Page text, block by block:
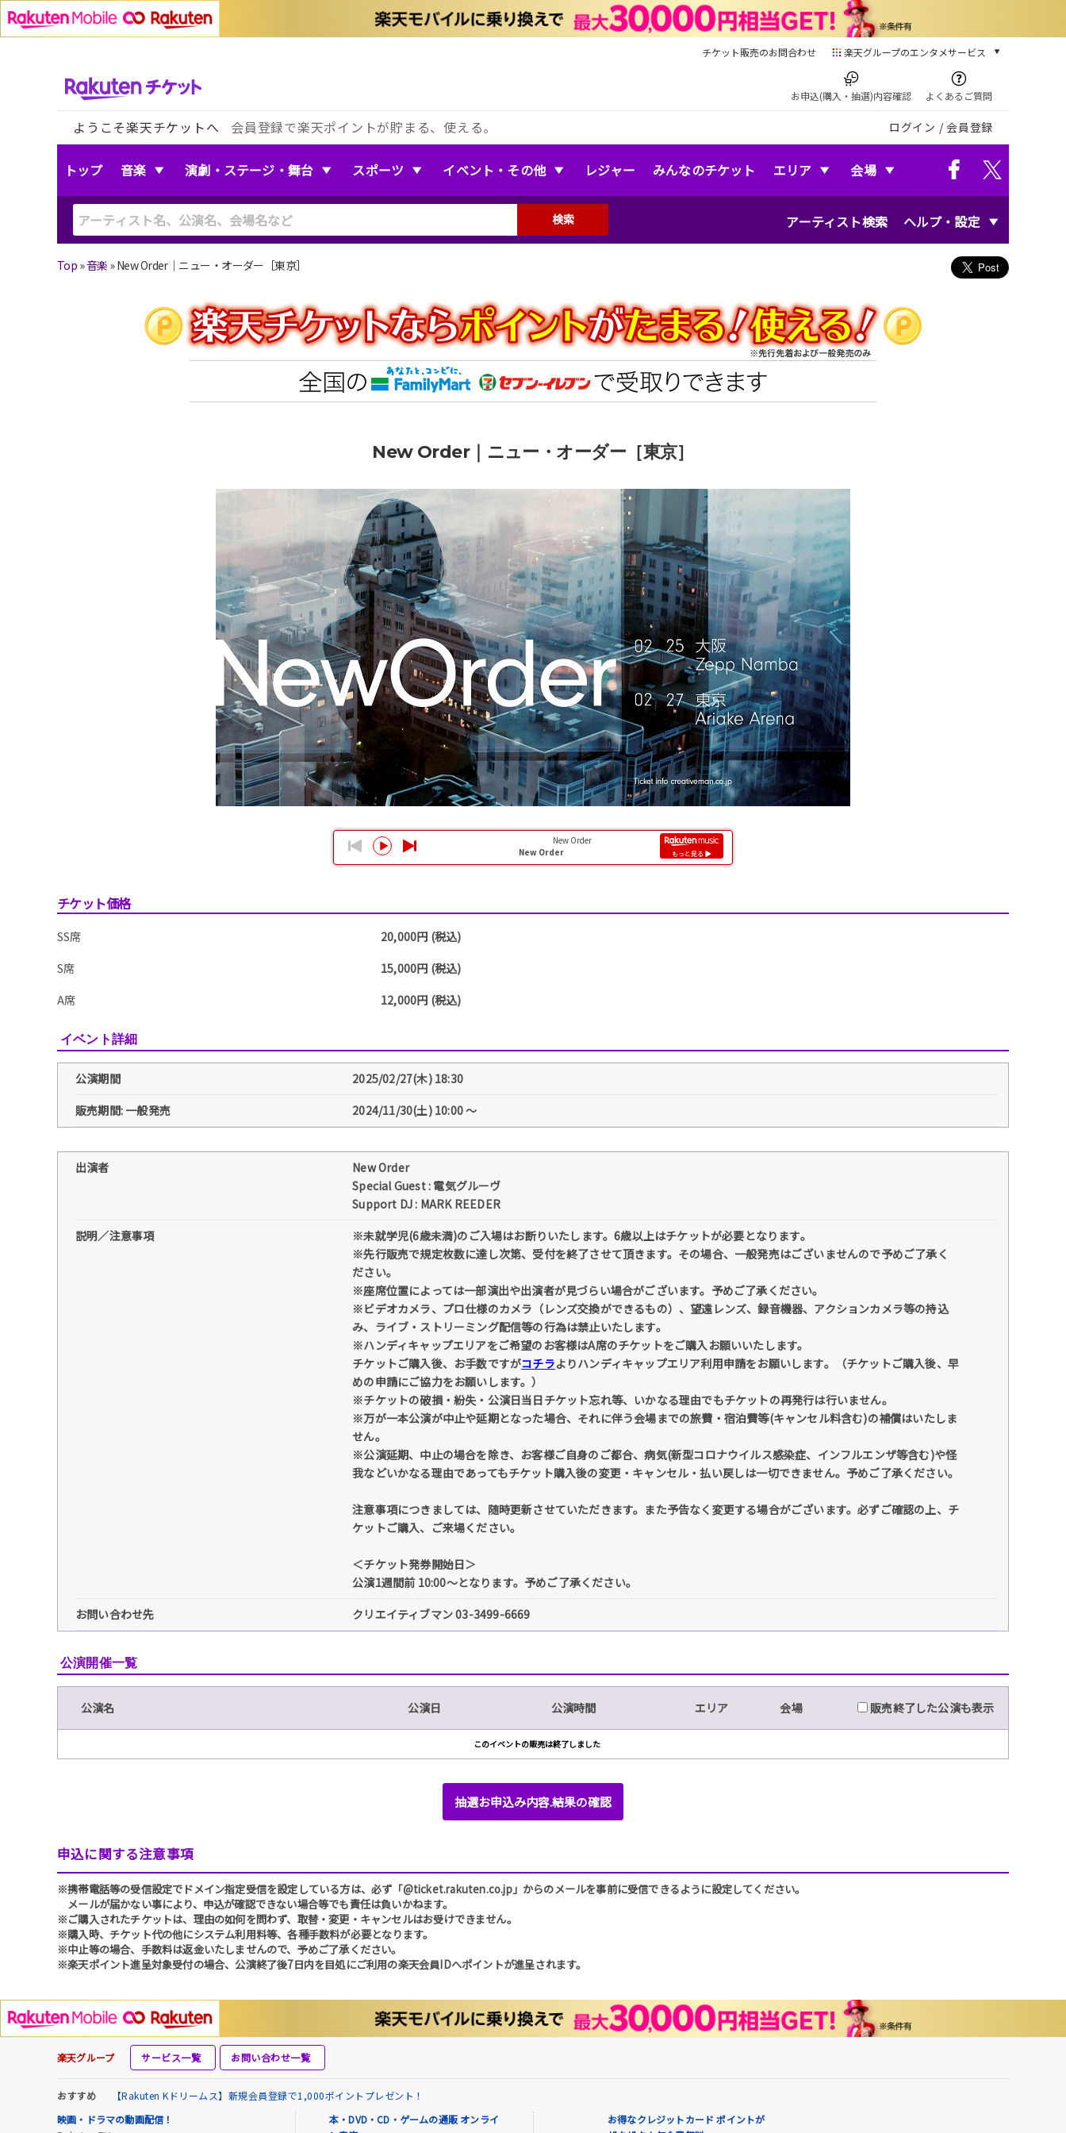
チケット販売のお問合わせ 楽天グループのエンタメサービス
本/ゲーム/CD/DVD
楽天ブックス
電子書籍
楽天Kobo
音楽配信
Rakuten PLAY
無料テレビ
お申込(購入・抽選)内容確認 よくあるご質問
ようこそ楽天チケットへ 会員登録で楽天ポイントが貯まる、使える。 ログイン / 会員登録
トップ 音楽 演劇・ステージ・舞台 スポーツ イベント・その他 レジャー みんなのチケット エリア 会場
アーティスト検索 ヘルプ・設定
検索
Top »音楽 »New Order｜ニュー・オーダー［東京］
New Order｜ニュー・オーダー［東京］
チケット価格
SS席
20,000円 (税込)
S席
15,000円 (税込)
A席
12,000円 (税込)
イベント詳細
公演期間
2025/02/27(木) 18:30
販売期間: 一般発売
2024/11/30(土) 10:00 〜
出演者
New Order
Special Guest : 電気グルーヴ
Support DJ : MARK REEDER
説明／注意事項
※未就学児(6歳未満)のご入場はお断りいたします。6歳以上はチケットが必要となります。
※先行販売で規定枚数に達し次第、受付を終了させて頂きます。その場合、一般発売はございませんので予めご了承く
ださい。
※座席位置によっては一部演出や出演者が見づらい場合がございます。予めご了承ください。
※ビデオカメラ、プロ仕様のカメラ（レンズ交換ができるもの）、望遠レンズ、録音機器、アクションカメラ等の持込
み、ライブ・ストリーミング配信等の行為は禁止いたします。
※ハンディキャップエリアをご希望のお客様はA席のチケットをご購入お願いいたします。
チケットご購入後、お手数ですがコチラよりハンディキャップエリア利用申請をお願いします。（チケットご購入後、早
めの申請にご協力をお願いします。）
※チケットの破損・紛失・公演日当日チケット忘れ等、いかなる理由でもチケットの再発行は行いません。
※万が一本公演が中止や延期となった場合、それに伴う会場までの旅費・宿泊費等(キャンセル料含む)の補償はいたしま
せん。
※公演延期、中止の場合を除き、お客様ご自身のご都合、病気(新型コロナウイルス感染症、インフルエンザ等含む)や怪
我などいかなる理由であってもチケット購入後の変更・キャンセル・払い戻しは一切できません。予めご了承ください。
注意事項につきましては、随時更新させていただきます。また予告なく変更する場合がございます。必ずご確認の上、チ
ケットご購入、ご来場ください。
＜チケット発券開始日＞
公演1週間前 10:00～となります。予めご了承ください。
お問い合わせ先
クリエイティブマン 03-3499-6669
公演開催一覧
公演名 公演日 公演時間 エリア 会場 販売終了した公演も表示
このイベントの販売は終了しました
抽選お申込み内容.結果の確認
申込に関する注意事項
※携帯電話等の受信設定でドメイン指定受信を設定している方は、必ず「@ticket.rakuten.co.jp」からのメールを事前に受信できるように設定してください。
メールが届かない事により、申込が確認できない場合等でも責任は負いかねます。
※ご購入されたチケットは、理由の如何を問わず、取替・変更・キャンセルはお受けできません。
※購入時、チケット代の他にシステム利用料等、各種手数料が必要となります。
※中止等の場合、手数料は返金いたしませんので、予めご了承ください。
※楽天ポイント進呈対象受付の場合、公演終了後7日内を目処にご利用の楽天会員IDへポイントが進呈されます。
楽天グループ サービス一覧 お問い合わせ一覧
おすすめ
【Rakuten Kドリームス】新規会員登録で1,000ポイントプレゼント！
映画・ドラマの動画配信！
本・DVD・CD・ゲームの通販 オンライ
お得なクレジットカード ポイントが